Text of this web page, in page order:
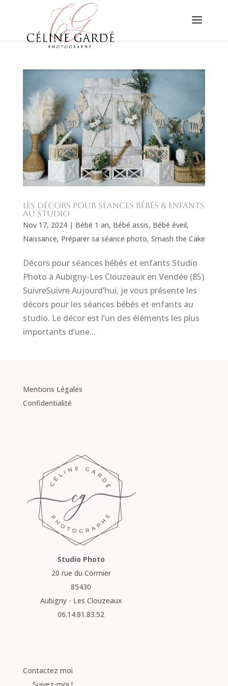
Les décors pour séances bébés & enfants
au studio
Nov 17, 2024| Bébé 1 an, Bébé assis, Bébé éveil,
Naissance, Préparer sa séance photo, Smash the Cake
Décors pour séances bébés et enfants Studio
Photo à Aubigny-Les Clouzeaux en Vendée (85)
SuivreSuivre Aujourd’hui, je vous présente les
décors pour les séances bébés et enfants au
studio. Le décor est l’un des éléments les plus
importants d’une...
Mentions Légales
Confidentialité
Studio Photo
20 rue du Cormier
85430
Aubigny - Les Clouzeaux
06.14.81.83.52
Contactez moi